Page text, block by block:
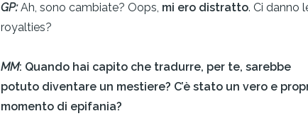
GP:Ah, sono cambiate? Oops, mi ero distratto. Ci danno
royalties?
MM: Quando hai capito che tradurre, per te, sarebbe
potuto diventare un mestiere? C’è stato un vero e
momento di epifania?